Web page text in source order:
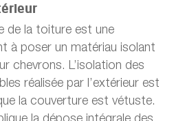
de la toiture est une
à poser un matériau isolant
chevrons. L’isolation des
réalisée par l’extérieur est
la couverture est vétuste.